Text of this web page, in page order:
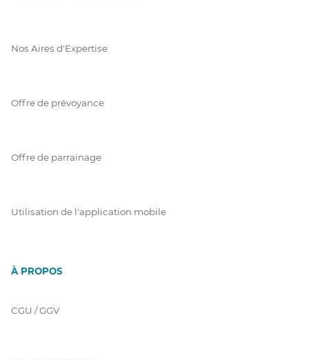
Nos Aires d'Expertise
Offre de prévoyance
Offre de parrainage
Utilisation de l'application mobile
À PROPOS
CGU / GGV